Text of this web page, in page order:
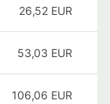
26,52 EUR
53,03 EUR
106,06 EUR